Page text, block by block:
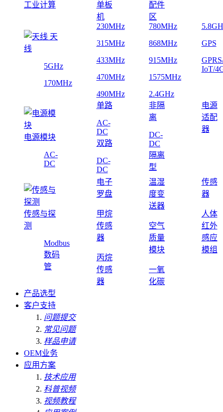
工业计算
单板
机
配件
区
天
线
5GHz
170MHz
230MHz
315MHz
433MHz
470MHz
490MHz
780MHz
868MHz
915MHz
1575MHz
2.4GHz
GPS
IoT/
电源模块
AC-
DC
单路
AC-
DC
双路
DC-
DC
非隔
离
DC-
DC
隔离
型
电源
适配
器
传感与探
测
Modbus
数码
管
电子
罗盘
甲烷
传感
器
丙烷
传感
器
温湿
度变
送器
空气
质量
模块
一氧
化碳
传感
器
人体
红外
感应
模组
产品选型
客户支持
问题提交
常见问题
样品申请
OEM业务
应用方案
技术应用
科普视频
视频教程